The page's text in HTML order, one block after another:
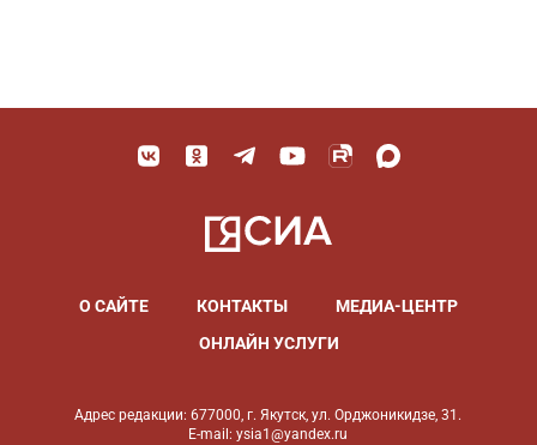
О САЙТЕ КОНТАКТЫ
МЕДИА-ЦЕНТР
ОНЛАЙН УСЛУГИ
Адрес редакции: 677000, г. Якутск, ул. Орджоникидзе, 31.
E-mail: ysia1@yandex.ru